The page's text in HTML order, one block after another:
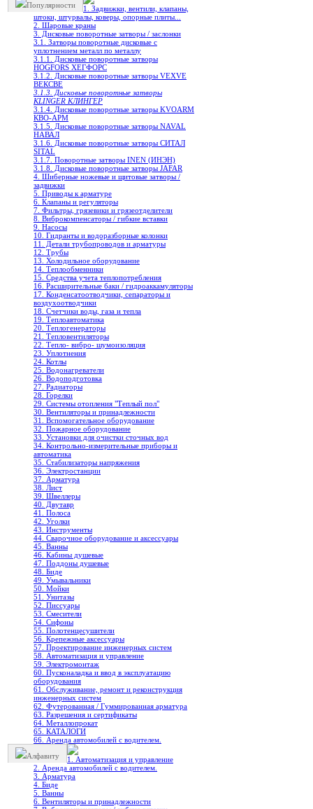
Популярности
1. Задвижки, вентили, клапаны,
штоки, штурвалы, коверы, опорные плиты...
2. Шаровые краны
3. Дисковые поворотные затворы / заслонки
3.1. Затворы поворотные дисковые с
уплотнением металл по металлу
3.1.1. Дисковые поворотные затворы
HOGFORS ХЕГФОРС
3.1.2. Дисковые поворотные затворы VEXVE
ВЕКСВЕ
3.1.3. Дисковые поворотные затворы
KLINGER КЛИНГЕР
3.1.4. Дисковые поворотные затворы KVOARM
КВО-АРМ
3.1.5. Дисковые поворотные затворы NAVAL
НАВАЛ
3.1.6. Дисковые поворотные затворы СИТАЛ
SITAL
3.1.7. Поворотные затворы INEN (ИНЭН)
3.1.8. Дисковые поворотные затворы JAFAR
4. Шиберные ножевые и щитовые затворы /
задвижки
5. Приводы к арматуре
6. Клапаны и регуляторы
7. Фильтры, грязевики и грязеотделители
8. Виброкомпенсаторы / гибкие вставки
9. Насосы
10. Гидранты и водоразборные колонки
11. Детали трубопроводов и арматуры
12. Трубы
13. Холодильное oборудование
14. Теплообменники
15. Средства учета теплопотребления
16. Расширительные баки / гидроаккамуляторы
17. Конденсатоотводчики, сепараторы и
воздухоотводчики
18. Счетчики воды, газа и тепла
19. Теплоавтоматика
20. Теплогенераторы
21. Тепловентиляторы
22. Тепло- вибро- шумоизоляция
23. Уплотнения
24. Котлы
25. Водонагреватели
26. Водоподготовка
27. Радиаторы
28. Горелки
29. Системы отопления "Теплый пол"
30. Вентиляторы и принадлежности
31. Вспомогательное оборудование
32. Пожарное оборудование
33. Установки для очистки сточных вод
34. Контрольно-измерительные приборы и
автоматика
35. Стабилизаторы напряжения
36. Электростанции
37. Арматура
38. Лист
39. Швеллеры
40. Двутавр
41. Полоса
42. Уголки
43. Инструменты
44. Сварочное оборудование и аксессуары
45. Ванны
46. Кабины душевые
47. Поддоны душевые
48. Биде
49. Умывальники
50. Мойки
51. Унитазы
52. Писсуары
53. Смесители
54. Сифоны
55. Полотенцесушители
56. Крепежные аксессуары
57. Проектирование инженерных систем
58. Автоматизация и управление
59. Электромонтаж
60. Пусконаладка и ввод в эксплуатацию
оборудования
61. Обслуживание, ремонт и реконструкция
инженерных систем
62. Футерованная / Гуммированная арматура
63. Разрешения и сертификаты
64. Металлопрокат
65. КАТАЛОГИ
66. Аренда автомобилей с водителем.
Алфавиту
1. Автоматизация и управление
2. Аренда автомобилей с водителем.
3. Арматура
4. Биде
5. Ванны
6. Вентиляторы и принадлежности